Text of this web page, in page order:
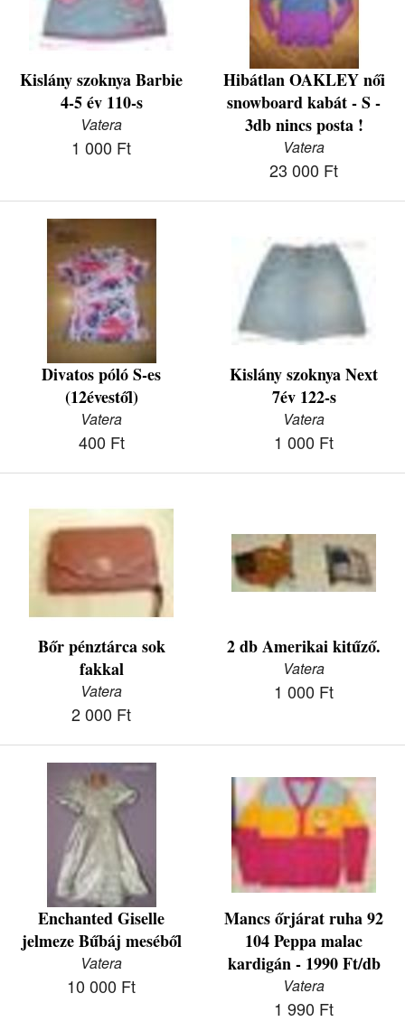
Kislány szoknya Barbie
4-5 év 110-s
Vatera
1 000 Ft
Hibátlan OAKLEY női
snowboard kabát - S -
3db nincs posta !
Vatera
23 000 Ft
Divatos póló S-es
(12évestől)
Vatera
400 Ft
Kislány szoknya Next
7év 122-s
Vatera
1 000 Ft
Bőr pénztárca sok
fakkal
Vatera
2 000 Ft
2 db Amerikai kitűző.
Vatera
1 000 Ft
Enchanted Giselle
jelmeze Bűbáj meséből
Vatera
10 000 Ft
Mancs őrjárat ruha 92
104 Peppa malac
kardigán - 1990 Ft/db
Vatera
1 990 Ft